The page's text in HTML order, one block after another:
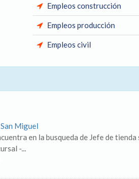
Empleos construcción
Empleos producción
Empleos civil
Miguel
en la busqueda de Jefe de tienda
-...